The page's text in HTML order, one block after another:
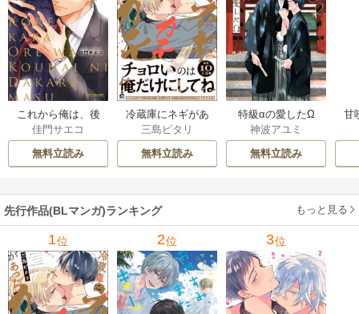
これから俺は、後
輩に抱かれます
佳門サエコ
無料立読み
冷蔵庫にネギがあ
ったカモ
三島ピタリ
無料立読み
特級αの愛したΩ
神波アユミ
無料立読み
甘
先行作品(BLマンガ)ランキング もっと見る
1位 2位 3位